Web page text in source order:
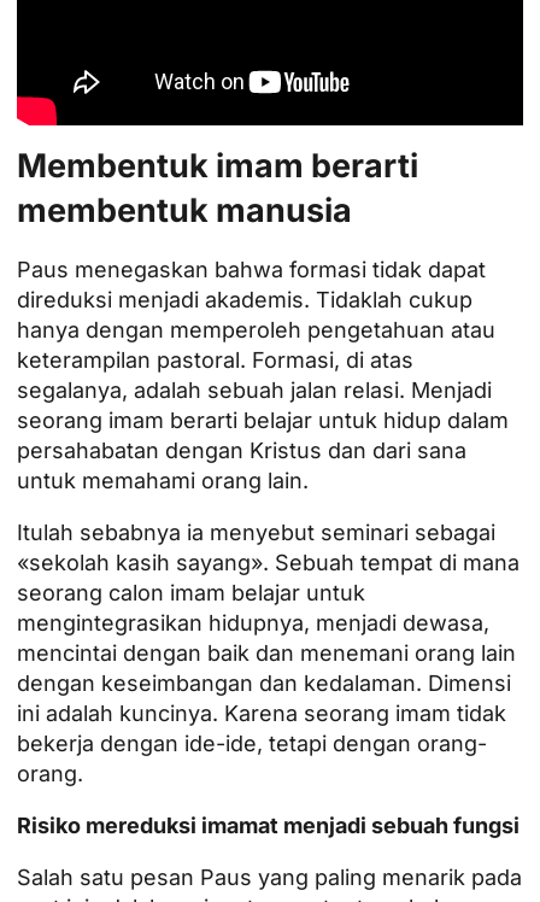
Membentuk imam berarti
membentuk manusia
Paus menegaskan bahwa formasi tidak dapat
direduksi menjadi akademis. Tidaklah cukup
hanya dengan memperoleh pengetahuan atau
keterampilan pastoral. Formasi, di atas
segalanya, adalah sebuah jalan relasi. Menjadi
seorang imam berarti belajar untuk hidup dalam
persahabatan dengan Kristus dan dari sana
untuk memahami orang lain.
Itulah sebabnya ia menyebut seminari sebagai
«sekolah kasih sayang». Sebuah tempat di mana
seorang calon imam belajar untuk
mengintegrasikan hidupnya, menjadi dewasa,
mencintai dengan baik dan menemani orang lain
dengan keseimbangan dan kedalaman. Dimensi
ini adalah kuncinya. Karena seorang imam tidak
bekerja dengan ide-ide, tetapi dengan orang-
orang.
Risiko mereduksi imamat menjadi sebuah fungsi
Salah satu pesan Paus yang paling menarik pada